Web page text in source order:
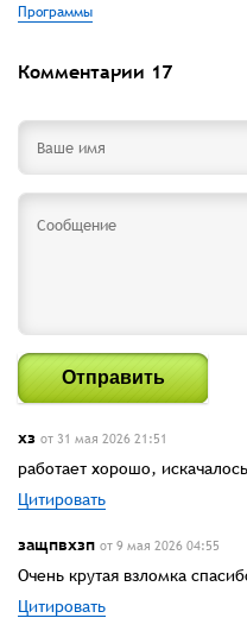
Программы
Комментарии 17
Отправить
хз от 31 мая 2026 21:51
работает хорошо,
Цитировать
защпвхзп от 9 мая 2026 04:55
Очень крутая взломка
Цитировать